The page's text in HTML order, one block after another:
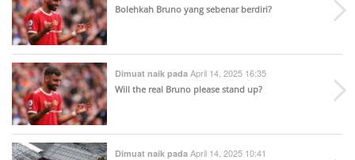
Bolehkah Bruno yang sebenar berdiri?
Dimuat naik pada April 14, 2025 16:35
Will the real Bruno please stand up?
Dimuat naik pada April 14, 2025 10:41